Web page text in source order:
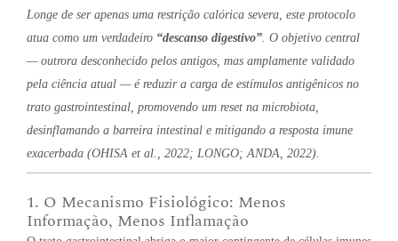
Longe de ser apenas uma restrição calórica severa, este protocolo
atua como um verdadeiro “descanso digestivo”. O objetivo central
— outrora desconhecido pelos antigos, mas amplamente validado
pela ciência atual — é reduzir a carga de estímulos antigênicos no
trato gastrointestinal, promovendo um reset na microbiota,
desinflamando a barreira intestinal e mitigando a resposta imune
exacerbada (OHISA et al., 2022; LONGO; ANDA, 2022).
1. O Mecanismo Fisiológico: Menos
Informação, Menos Inflamação